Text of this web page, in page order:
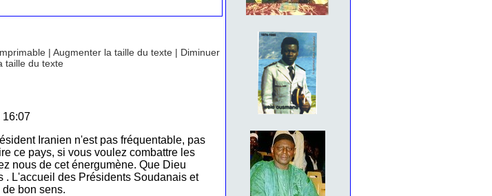
| Augmenter la taille du texte | Diminuer
taille du texte
16:07
Iranien n'est pas fréquentable, pas
ce pays, si vous voulez combattre les
nous de cet énergumène. Que Dieu
. L'accueil des Présidents Soudanais et
bon sens.